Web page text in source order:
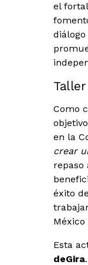
el
Como
en la
crear
repaso
éxito
Esta
deGira